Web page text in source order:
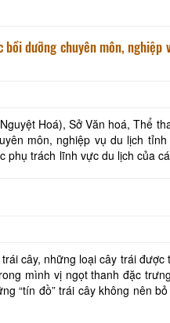
dưỡng chuyên môn, nghiệp
Hoá), Sở Văn hoá, Thể
môn, nghiệp vụ du lịch tỉnh
trách lĩnh vực du lịch của
cây, những loại cây trái được
mình vị ngọt thanh đặc
“tín đồ” trái cây không nên bỏ